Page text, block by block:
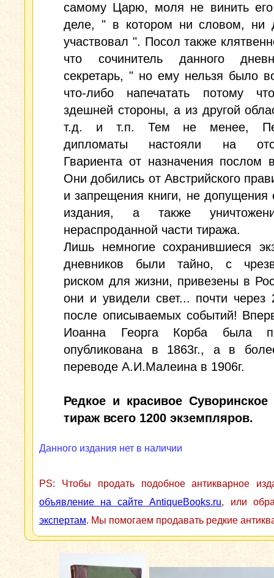
самому Царю, моля не винить
деле, " в котором ни словом, ни
участвовал ". Посол также
что сочинитель данного
секретарь, " но ему нельзя было
что-либо напечатать потому
здешней стороны, а из другой
т.д. и т.п. Тем не менее,
дипломаты настояли на
Гвариента от назначения послом
Они добились от Австрийского
и запрещения книги, не допущения
издания, а также
нераспроданной части тиража.
Лишь немногие сохранившиеся
дневников были тайно, с
риском для жизни, привезены в
они и увидели свет... почти через
после описываемых событий!
Иоанна Георга Корба была
опубликована в 1863г., а в
переводе А.И.Малеина в 1906г.
Редкое и красивое Суворинское
тираж всего 1200 экземпляров.
Данного издания нет в наличии
PS: Чтобы продать подобное антикварное
объявление на сайте AntiqueBooks.ru, или
экспертам. Мы помогаем продавать редкие